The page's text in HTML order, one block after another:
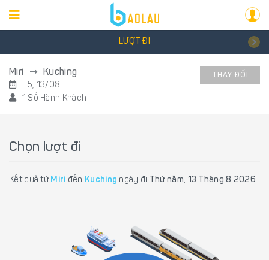
LƯỢT ĐI
Miri Kuching
T5, 13/08
1 Số Hành Khách
THAY ĐỔI
Chọn lượt đi
Kết quả từ Miri đến Kuching ngày đi Thứ năm, 13 Tháng 8 2026